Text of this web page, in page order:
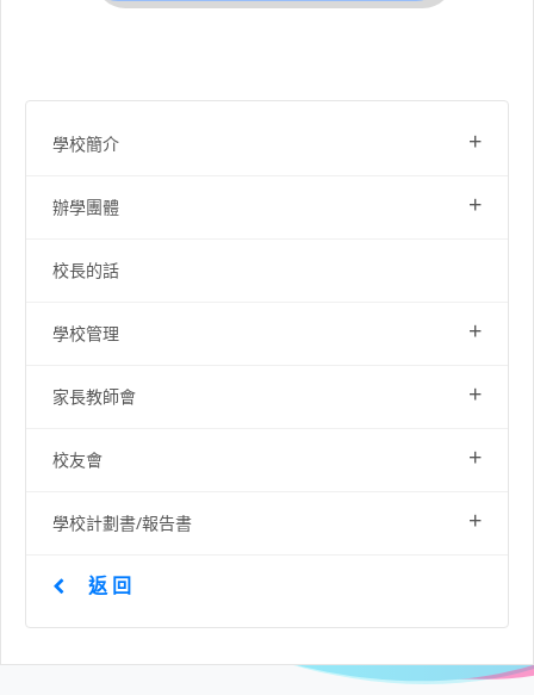
學校簡介 +
辦學團體 +
校長的話
學校管理 +
家長教師會 +
校友會 +
學校計劃書/報告書 +
返 回